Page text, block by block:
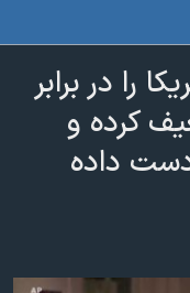
را در برابر
کرده و
دست داده